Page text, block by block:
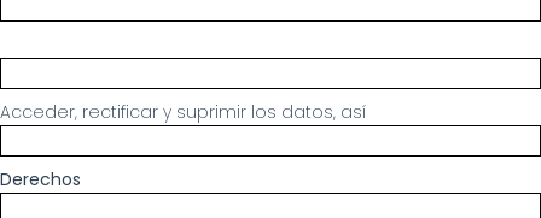
Acceder, rectificar y suprimir los datos, así
Derechos